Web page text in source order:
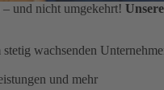
– und nicht umgekehrt! Unsere
stetig wachsenden
und mehr